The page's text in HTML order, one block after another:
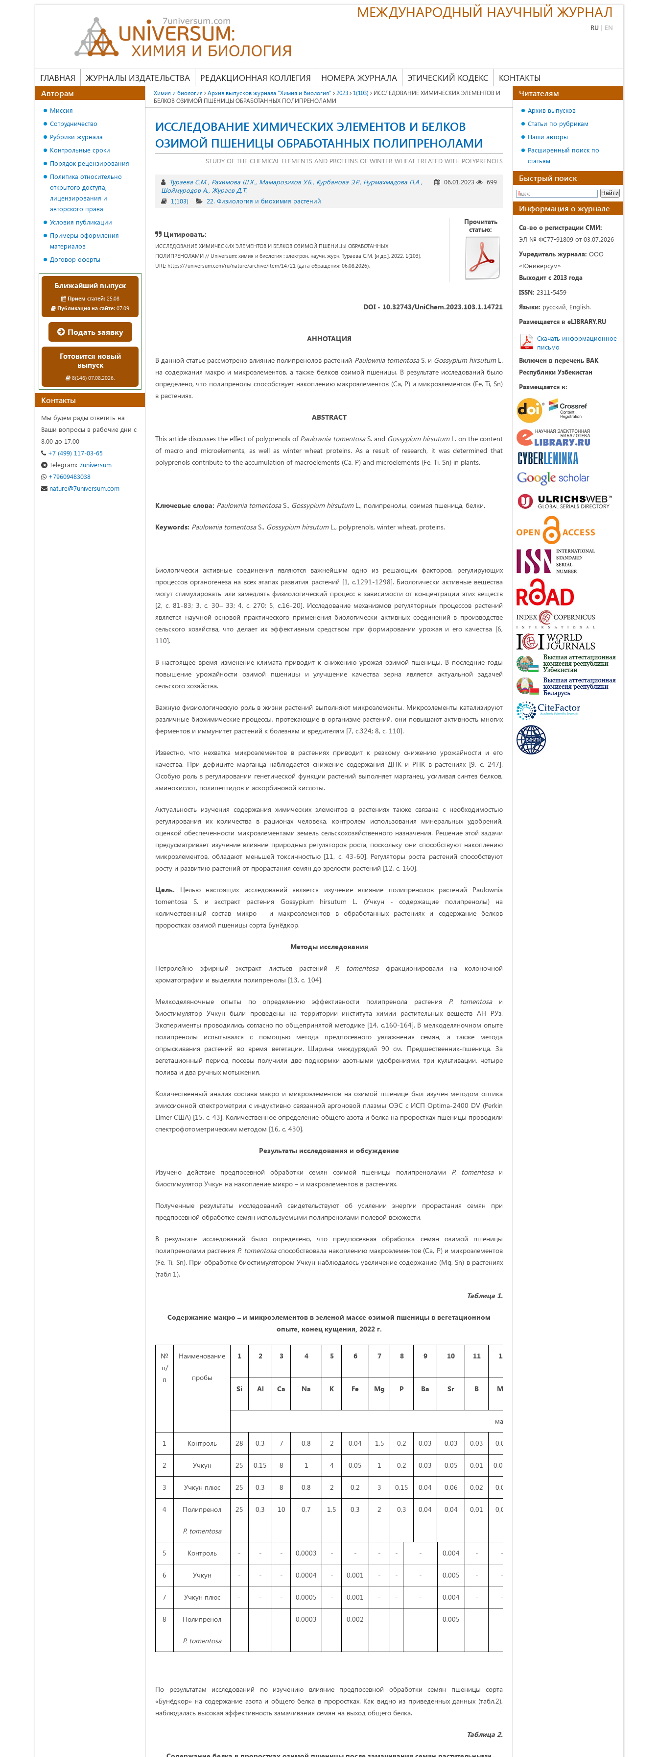
МЕЖДУНАРОДНЫЙ НАУЧНЫЙ ЖУРНАЛ
RU | EN
ГЛАВНАЯ ЖУРНАЛЫ ИЗДАТЕЛЬСТВА РЕДАКЦИОННАЯ КОЛЛЕГИЯ НОМЕРА ЖУРНАЛА ЭТИЧЕСКИЙ КОДЕКС КОНТАКТЫ
Химия и биология Архив выпусков журнала "Химия и биология" 2023 1(103)
ИССЛЕДОВАНИЕ ХИМИЧЕСКИХ ЭЛЕМЕНТОВ И
БЕЛКОВ ОЗИМОЙ ПШЕНИЦЫ ОБРАБОТАННЫХ ПОЛИПРЕНОЛАМИ
ИССЛЕДОВАНИЕ ХИМИЧЕСКИХ ЭЛЕМЕНТОВ И БЕЛКОВ
ОЗИМОЙ ПШЕНИЦЫ ОБРАБОТАННЫХ ПОЛИПРЕНОЛАМИ
STUDY OF THE CHEMICAL ELEMENTS AND PROTEINS OF WINTER WHEAT TREATED WITH POLYPRENOLS
Тураева С.М. Рахимова Ш.Х. Мамарозиков У.Б. Курбанова Э.Р. Нурмахмадова П.А.
Шоймуродов А. Жураев Д.Т.
06.01.2023 699
1(103) 22. Физиология и биохимия растений
Цитировать:
ИССЛЕДОВАНИЕ ХИМИЧЕСКИХ ЭЛЕМЕНТОВ И БЕЛКОВ ОЗИМОЙ ПШЕНИЦЫ ОБРАБОТАННЫХ
ПОЛИПРЕНОЛАМИ // Universum: химия и биология : электрон. научн. журн. Тураева С.М. [и др.]. 2022. 1(103).
URL: https://7universum.com/ru/nature/archive/item/14721 (дата обращения: 06.08.2026).
Прочитать
статью:
DOI - 10.32743/UniChem.2023.103.1.14721
АННОТАЦИЯ
В данной статье рассмотрено влияние полипренолов растений Paulownia tomentosaS. и Gossypium hirsutum L.
на содержания макро и микроэлементов, а также белков озимой пшеницы. В результате исследований было
определено, что полипренолы способствует накоплению макроэлементов (Ca, P) и микроэлементов (Fe, Ti, Sn)
в растениях.
ABSTRACT
This article discusses the effect of polyprenols of Paulownia tomentosaS. and Gossypium hirsutumL. on the content
of macro and microelements, as well as winter wheat proteins. As a result of research, it was determined that
polyprenols contribute to the accumulation of macroelements (Ca, P) and microelements (Fe, Ti, Sn) in plants.
Ключевые слова: Paulownia tomentosaS., Gossypium hirsutumL., полипренолы, озимая пшеница, белки.
Keywords: Paulownia tomentosaS., Gossypium hirsutumL., polyprenols, winter wheat, proteins.
Биологически активные соединения являются важнейшим одно из решающих факторов, регулирующих
процессов органогенеза на всех этапах развития растений [1, с.1291-1298]. Биологически активные вещества
могут стимулировать или замедлять физиологический процесс в зависимости от концентрации этих веществ
[2, с. 81-83; 3, с. 30– 33; 4, с. 270; 5, с.16-20]. Исследование механизмов регуляторных процессов растений
является научной основой практического применения биологически активных соединений в производстве
сельского хозяйства, что делает их эффективным средством при формировании урожая и его качества [6,
110].
В настоящее время изменение климата приводит к снижению урожая озимой пшеницы. В последние годы
повышение урожайности озимой пшеницы и улучшение качества зерна является актуальной задачей
сельского хозяйства.
Важную физиологическую роль в жизни растений выполняют микроэлементы. Микроэлементы катализируют
различные биохимические процессы, протекающие в организме растений, они повышают активность многих
ферментов и иммунитет растений к болезням и вредителям [7, с.324; 8, с. 110].
Известно, что нехватка микроэлементов в растениях приводит к резкому снижению урожайности и его
качества. При дефиците марганца наблюдается снижение содержания ДНК и РНК в растениях [9, с. 247].
Особую роль в регулировании генетической функции растений выполняет марганец, усиливая синтез белков,
аминокислот, полипептидов и аскорбиновой кислоты.
Актуальность изучения содержания химических элементов в растениях также связана с необходимостью
регулирования их количества в рационах человека, контролем использования минеральных удобрений,
оценкой обеспеченности микроэлементами земель сельскохозяйственного назначения. Решение этой задачи
предусматривает изучение влияние природных регуляторов роста, поскольку они способствуют накоплению
микроэлементов, обладают меньшей токсичностью [11, с. 43-60]. Регуляторы роста растений способствуют
росту и развитию растений от прорастания семян до зрелости растений [12, с. 160].
Цель. Целью настоящих исследований является изучение влияние полипренолов растений Paulownia
tomentosa S. и экстракт растения Gossypium hirsutum L. (Учкун - содержащие полипренолы) на
количественный состав микро - и макроэлементов в обработанных растениях и содержание белков
проростках озимой пшеницы сорта Бунёдкор.
Методы исследования
Петролейно эфирный экстракт листьев растений P. tomentosaфракционировали на колоночной
хроматографии и выделяли полипренолы [13, с. 104].
Мелкоделяночные опыты по определению эффективности полипренола растения P. tomentosaи
биостимулятор Учкун были проведены на территории института химии растительных веществ АН РУз.
Эксперименты проводились согласно по общепринятой методике [14, с.160-164]. В мелкоделяночном опыте
полипренолы испытывался с помощью метода предпосевного увлажнения семян, а также метода
опрыскивания растений во время вегетации. Ширина междурядий 90 см. Предшественник-пшеница. За
вегетационный период посевы получили две подкормки азотными удобрениями, три культивации, четыре
полива и два ручных мотыжения.
Количественный анализ состава макро и микроэлементов на озимой пшенице был изучен методом оптика
эмиссионной спектрометрии с индуктивно связанной аргоновой плазмы ОЭС с ИСП Optima-2400 DV (Perkin
Elmer США) [15, с. 43]. Количественное определение общего азота и белка на проростках пшеницы проводили
спектрофотометрическим методом [16, с. 430].
Результаты исследования и обсуждение
Изучено действие предпосевной обработки семян озимой пшеницы полипренолами P. tomentosaи
биостимулятор Учкун на накопление микро – и макроэлементов в растениях.
Полученные результаты исследований свидетельствуют об усилении энергии прорастания семян при
предпосевной обработке семян используемыми полипренолами полевой всхожести.
В результате исследований было определено, что предпосевная обработка семян озимой пшеницы
полипренолами растения P. tomentosaспособствовала накоплению макроэлементов (Са, P) и микроэлементов
(Fe, Ti, Sn). При обработке биостимулятором Учкун наблюдалось увеличение содержание (Mg, Sn) в растениях
(табл 1).
Таблица 1.
Содержание макро – и микроэлементов в зеленой массе озимой пшеницы в вегетационном
опыте, конец кущения, 2022 г.
№
п/
п
Наименование
пробы
1 2 3 4 5 6 7 8 9 10 11 12
Si Al Ca Na K Fe Mg P Ba Sr B Mn
массовая доля в %
1 Контроль 28 0,3 7 0,8 2 0,04 1,5 0,2 0,03 0,03 0,03 0,02
2 Учкун 25 0,15 8 1 4 0,05 1 0,2 0,03 0,05 0,01 0,015
3 Учкун плюс 25 0,3 8 0,8 2 0,2 3 0,15 0,04 0,06 0,02 0,02
4 Полипренол
P. tomentosa
25 0,3 10 0,7 1,5 0,3 2 0,3 0,04 0,04 0,01 0,03
5 Контроль - - - 0,0003 - - - - - 0,004 - -
6 Учкун - - - 0,0004 - 0,001 - - - 0,005 - -
7 Учкун плюс - - - 0,0005 - 0,001 - - - 0,004 - -
8 Полипренол
P. tomentosa
- - - 0,0003 - 0,002 - - - 0,005 - -
По результатам исследований по изучению влияние предпосевной обработки семян пшеницы сорта
«Бунёдкор» на содержание азота и общего белка в проростках. Как видно из приведенных данных (табл.2),
наблюдалась высокая эффективность замачивания семян на выход общего белка.
Таблица 2.
Авторам
Миссия
Сотрудничество
Рубрики журнала
Контрольные сроки
Порядок рецензирования
Политика относительно
открытого доступа,
лицензирования и
авторского права
Условия публикации
Примеры оформления
материалов
Договор оферты
Ближайший выпуск
Прием статей:25.08
Публикация на сайте: 07.09
Подать заявку
Готовится новый
выпуск
8(146) 07.08.2026.
Контакты
Мы будем рады ответить на
Ваши вопросы в рабочие дни с
8.00 до 17.00
+7 (499) 117-03-65
Telegram: 7universum
+79609483038
nature@7universum.com
Читателям
Архив выпусков
Статьи по рубрикам
Наши авторы
Расширенный поиск по
статьям
Быстрый поиск
Информация о журнале
Св-во о регистрации СМИ:
ЭЛ № ФС77-91809 от 03.07.2026
Учредитель журнала: ООО
«Юниверсум»
Выходит с 2013 года
ISSN: 2311-5459
Языки: русский, English.
Размещается в eLIBRARY.RU
Скачать информационное
письмо
Включен в перечень ВАК
Республики Узбекистан
Размещается в: